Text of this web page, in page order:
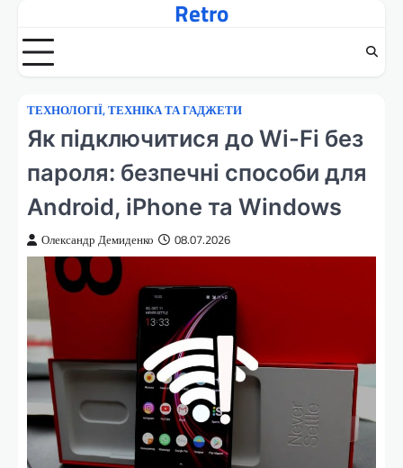
вмісту
Retro
ТЕХНОЛОГІЇ, ТЕХНІКА ТА ГАДЖЕТИ
Як підключитися до Wi-Fi без
пароля: безпечні способи для
Android, iPhone та Windows
Олександр Демиденко 08.07.2026